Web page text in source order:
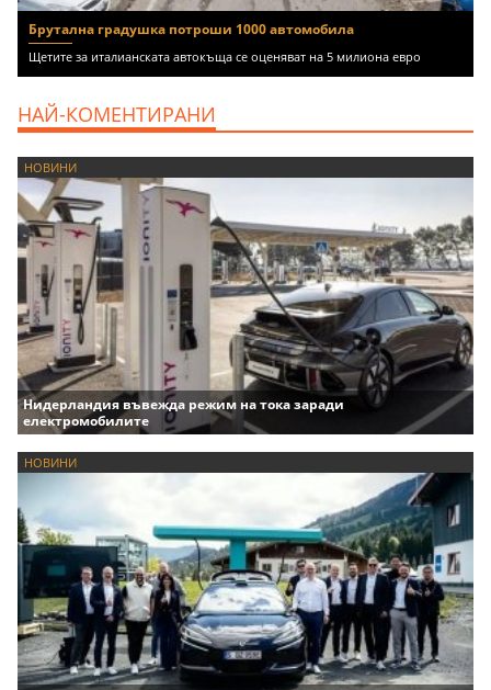
Брутална градушка потроши 1000 автомобила
Щетите за италианската автокъща се оценяват на 5 милиона евро
НАЙ-КОМЕНТИРАНИ
НОВИНИ
Нидерландия въвежда режим на тока заради
електромобилите
НОВИНИ